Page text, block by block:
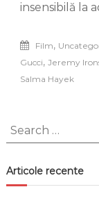
insensibilă la
Film,
Gucci, Jeremy
Salma Hayek
Search
for:
Articole recente